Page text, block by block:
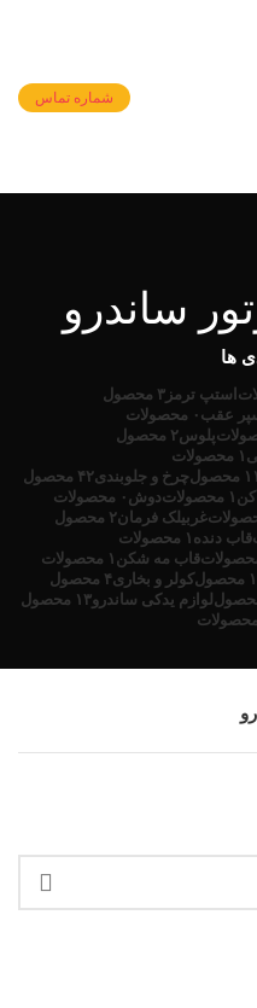
شماره تماس
ساندرو
ها
استپ ترمز ۳ محصول
عقب ۰ محصولات
پلوس۲ محصول
۱ محصولات
۱۱ محصول چرخ و جلوبندی۴۲ محصول
۱ محصولات دوش ۰ محصولات
غربیلک فرمان۲ محصول
قاب دنده ۱ محصولات
قاب مه شکن ۱ محصولات
کولر و بخاری۴ محصول
لوازم یدکی ساندرو۱۳ محصول